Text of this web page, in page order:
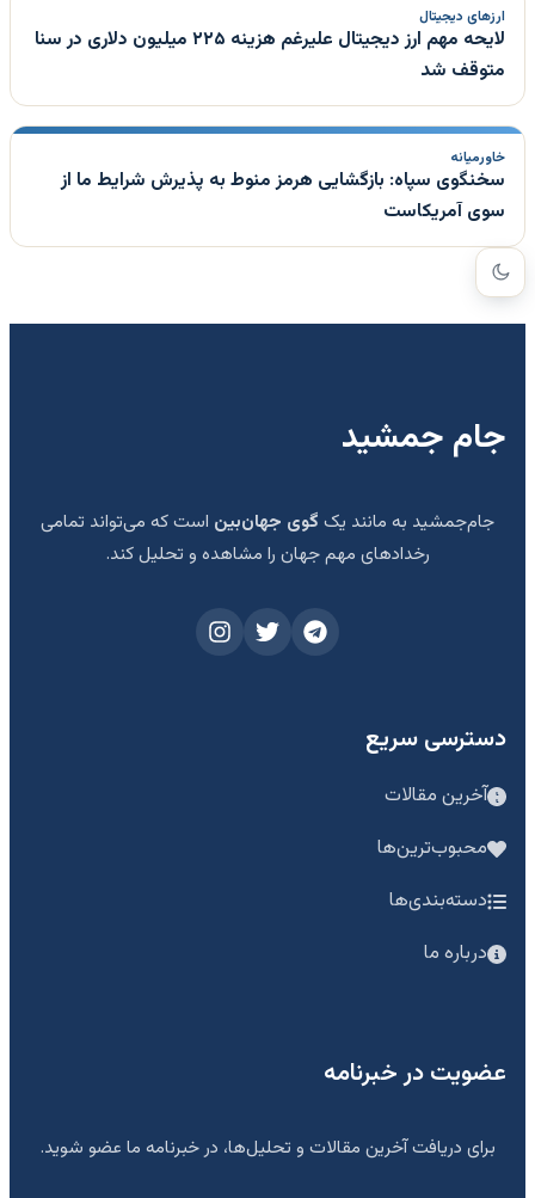
ارزهای دیجیتال
لایحه مهم ارز دیجیتال علیرغم هزینه ۲۲۵ میلیون دلاری در سنا
متوقف شد
خاورمیانه
سخنگوی سپاه: بازگشایی هرمز منوط به پذیرش شرایط ما از
سوی آمریکاست
جام جمشید
جام‌جمشید به مانند یک گوی جهان‌بین است که می‌تواند تمامی
رخدادهای مهم جهان را مشاهده و تحلیل کند.
دسترسی سریع
آخرین مقالات
محبوب‌ترین‌ها
دسته‌بندی‌ها
درباره ما
عضویت در خبرنامه
برای دریافت آخرین مقالات و تحلیل‌ها، در خبرنامه ما عضو شوید.